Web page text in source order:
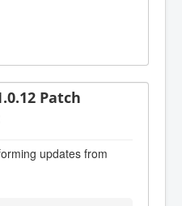
Patch
updates from